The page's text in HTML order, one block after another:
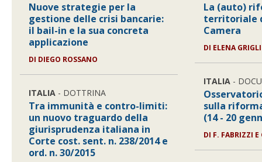
Nuove strategie per la
gestione delle crisi bancarie:
il bail-in e la sua concreta
applicazione
DI DIEGO ROSSANO
ITALIA - DOTTRINA
Tra immunità e contro-limiti:
un nuovo traguardo della
giurisprudenza italiana in
Corte cost. sent. n. 238/2014 e
ord. n. 30/2015
La (auto)
territoriale
Camera
DI ELENA
ITALIA -
sulla
(14 - 20
DI F. FABRIZZI